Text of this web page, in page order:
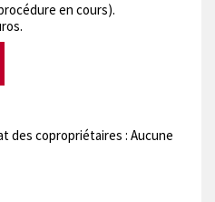
en cours).
des copropriétaires : Aucune